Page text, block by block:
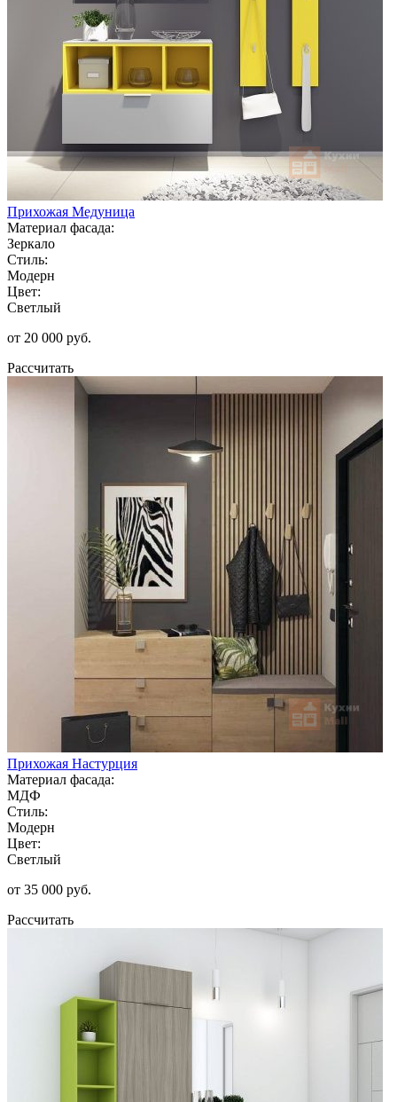
Прихожая Медуница
Материал фасада:
Зеркало
Стиль:
Модерн
Цвет:
Светлый
от 20 000 руб.
Рассчитать
Прихожая Настурция
Материал фасада:
МДФ
Стиль:
Модерн
Цвет:
Светлый
от 35 000 руб.
Рассчитать